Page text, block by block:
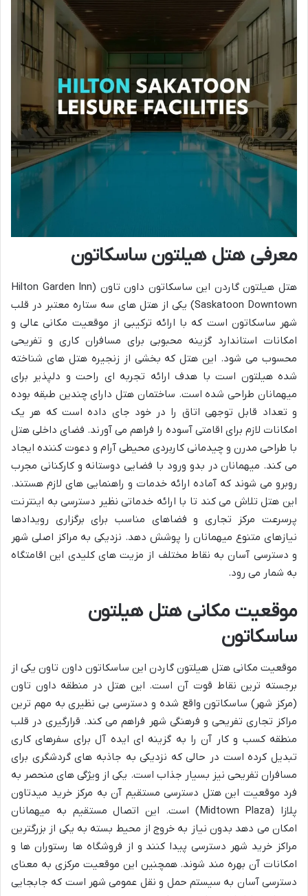
معرفی هتل هیلتون ساسکاتون
هتل هیلتون گاردن این ساسکاتون داون تاون (Hilton Garden Inn
Saskatoon Downtown) یکی از هتل های سه ستاره معتبر در قلب
شهر ساسکاتون است که با ارائه ترکیبی از موقعیت مکانی عالی و
امکانات استاندارد گزینه محبوبی برای مسافران کاری و تفریحی
محسوب می شود. این هتل که بخشی از زنجیره هتل های شناخته
شده هیلتون است با هدف ارائه تجربه ای راحت و دلپذیر برای
میهمانان طراحی شده است. ساختمان هتل دارای چندین طبقه بوده
و تعداد قابل توجهی اتاق را در خود جای داده است که هر یک
امکانات لازم برای اقامتی آسوده را فراهم می آورند. فضای داخلی هتل
با طراحی مدرن و چیدمانی کاربردی محیطی آرام و دعوت کننده ایجاد
می کند. میهمانان در بدو ورود با فضایی دوستانه و کارکنانی مجرب
روبرو می شوند که آماده ارائه خدمات و راهنمایی های لازم هستند.
این هتل تلاش می کند تا با ارائه خدماتی نظیر دسترسی به اینترنت
پرسرعت مرکز تجاری و فضاهای مناسب برای برگزاری رویدادها
نیازهای متنوع میهمانان را پوشش دهد. نزدیکی به مراکز اصلی شهر
و دسترسی آسان به نقاط مختلف از مزیت های کلیدی این اقامتگاه
به شمار می رود.
موقعیت مکانی هتل هیلتون
ساسکاتون
موقعیت مکانی هتل هیلتون گاردن این ساسکاتون داون تاون یکی از
برجسته ترین نقاط قوت آن است. این هتل در منطقه داون تاون
(مرکز شهر) ساسکاتون واقع شده و دسترسی بی نظیری به مهم ترین
مراکز تجاری تفریحی و فرهنگی شهر فراهم می کند. قرارگیری در قلب
منطقه کسب و کار آن را به گزینه ای ایده آل برای سفرهای کاری
تبدیل کرده است در حالی که نزدیکی به جاذبه های گردشگری برای
مسافران تفریحی نیز بسیار جذاب است. یکی از ویژگی های منحصر به
فرد موقعیت این هتل دسترسی مستقیم آن به مرکز خرید میدتاون
پلازا (Midtown Plaza) است. این اتصال مستقیم به میهمانان
امکان می دهد بدون نیاز به خروج از محیط بسته به یکی از بزرگترین
مراکز خرید شهر دسترسی پیدا کنند و از فروشگاه ها رستوران ها و
امکانات آن بهره مند شوند. همچنین این موقعیت مرکزی به معنای
دسترسی آسان به سیستم حمل و نقل عمومی شهر است که جابجایی